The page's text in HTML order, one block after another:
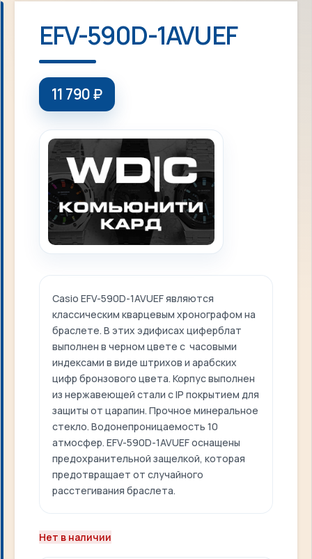
EFV-590D-1AVUEF
11 790₽
Casio EFV-590D-1AVUEF являются
классическим кварцевым хронографом на
браслете. В этих эдифисах циферблат
выполнен в черном цвете с часовыми
индексами в виде штрихов и арабских
цифр бронзового цвета. Корпус выполнен
из нержавеющей стали с IP покрытием для
защиты от царапин. Прочное минеральное
стекло. Водонепроницаемость 10
атмосфер. EFV-590D-1AVUEF оснащены
предохранительной защелкой, которая
предотвращает от случайного
расстегивания браслета.
Нет в наличии